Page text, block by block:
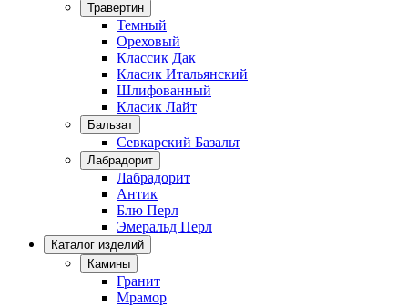
Травертин
Темный
Ореховый
Классик Дак
Класик Итальянский
Шлифованный
Класик Лайт
Бальзат
Севкарский Базальт
Лабрадорит
Лабрадорит
Антик
Блю Перл
Эмеральд Перл
Каталог изделий
Камины
Гранит
Мрамор